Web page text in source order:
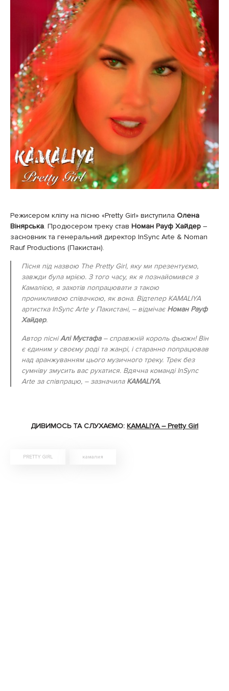
Режисером кліпу на пісню «Pretty Girl» виступила Олена
Вінярська. Продюсером треку став Номан Рауф Хайдер –
засновник та генеральний директор InSync Arte & Noman
Rauf Productions (Пакистан).
Пісня під назвою The Pretty Girl, яку ми презентуємо,
завжди була мрією. З того часу, як я познайомився з
Камалією, я захотів попрацювати з такою
проникливою співачкою, як вона. Відтепер KAMALIYA
артистка InSync Arte у Пакистані, – відмічає Номан Рауф
Хайдер.
Автор пісніАлі Мустафа– справжній король фьюжн! Він
є єдиним у своєму роді та жанрі, і старанно попрацював
над аранжуванням цього музичного треку. Трек без
сумніву змусить вас рухатися. Вдячна команді InSync
Arte за співпрацю, – зазначила KAMALIYA.
ДИВИМОСЬ ТА СЛУХАЄМО: KAMALIYA – Pretty Girl
PRETTY GIRL камалия